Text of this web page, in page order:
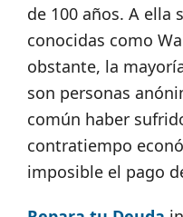
de 100 años. A ella
conocidas como
obstante, la
son personas
común haber
contratiempo
imposible el pago